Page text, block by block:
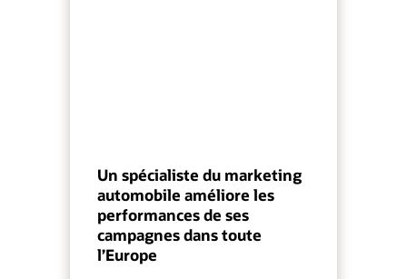
Un spécialiste du marketing
automobile améliore les
performances de ses
campagnes dans toute
l’Europe